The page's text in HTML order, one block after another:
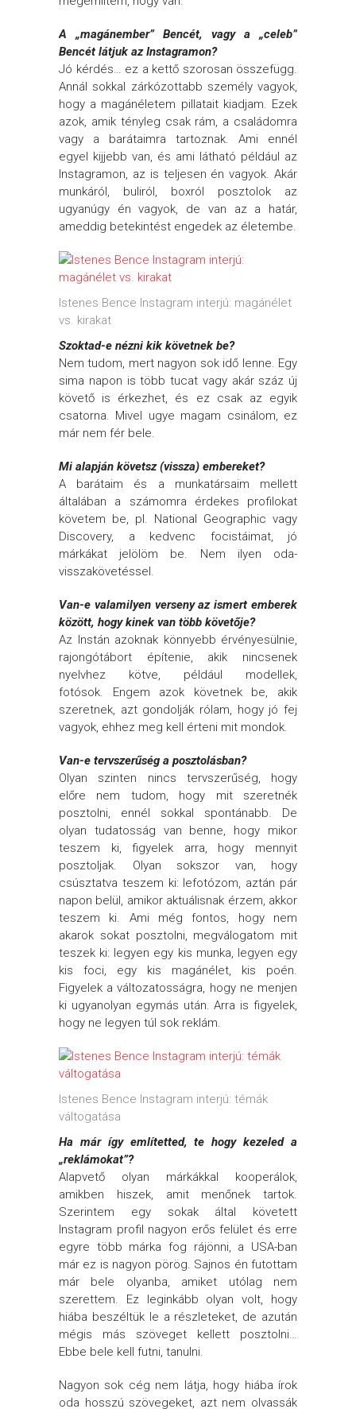
A „magánember” Bencét, vagy a „celeb”
Bencét látjuk az Instagramon?
Jó kérdés… ez a kettő szorosan összefügg.
Annál sokkal zárkózottabb személy vagyok,
hogy a magánéletem pillatait kiadjam. Ezek
azok, amik tényleg csak rám, a családomra
vagy a barátaimra tartoznak. Ami ennél
egyel kijjebb van, és ami látható például az
Instagramon, az is teljesen én vagyok. Akár
munkáról, buliról, boxról posztolok az
ugyanúgy én vagyok, de van az a határ,
ameddig betekintést engedek az életembe.
Istenes Bence Instagram interjú: magánélet
vs. kirakat
Szoktad-e nézni kik követnek be?
Nem tudom, mert nagyon sok idő lenne. Egy
sima napon is több tucat vagy akár száz új
követő is érkezhet, és ez csak az egyik
csatorna. Mivel ugye magam csinálom, ez
már nem fér bele.
Mi alapján követsz (vissza) embereket?
A barátaim és a munkatársaim mellett
általában a számomra érdekes profilokat
követem be, pl. National Geographic vagy
Discovery, a kedvenc focistáimat, jó
márkákat jelölöm be. Nem ilyen oda-
visszakövetéssel.
Van-e valamilyen verseny az ismert emberek
között, hogy kinek van több követője?
Az Instán azoknak könnyebb érvényesülnie,
rajongótábort építenie, akik nincsenek
nyelvhez kötve, például modellek,
fotósok. Engem azok követnek be, akik
szeretnek, azt gondolják rólam, hogy jó fej
vagyok, ehhez meg kell érteni mit mondok.
Van-e tervszerűség a posztolásban?
Olyan szinten nincs tervszerűség, hogy
előre nem tudom, hogy mit szeretnék
posztolni, ennél sokkal spontánabb. De
olyan tudatosság van benne, hogy mikor
teszem ki, figyelek arra, hogy mennyit
posztoljak. Olyan sokszor van, hogy
csúsztatva teszem ki: lefotózom, aztán pár
napon belül, amikor aktuálisnak érzem, akkor
teszem ki. Ami még fontos, hogy nem
akarok sokat posztolni, megválogatom mit
teszek ki: legyen egy kis munka, legyen egy
kis foci, egy kis magánélet, kis poén.
Figyelek a változatosságra, hogy ne menjen
ki ugyanolyan egymás után. Arra is figyelek,
hogy ne legyen túl sok reklám.
Istenes Bence Instagram interjú: témák
váltogatása
Ha már így említetted, te hogy kezeled a
„reklámokat”?
Alapvető olyan márkákkal kooperálok,
amikben hiszek, amit menőnek tartok.
Szerintem egy sokak által követett
Instagram profil nagyon erős felület és erre
egyre több márka fog rájönni, a USA-ban
már ez is nagyon pörög. Sajnos én futottam
már bele olyanba, amiket utólag nem
szerettem. Ez leginkább olyan volt, hogy
hiába beszéltük le a részleteket, de azután
mégis más szöveget kellett posztolni…
Ebbe bele kell futni, tanulni.
Nagyon sok cég nem látja, hogy hiába írok
oda hosszú szövegeket, azt nem olvassák